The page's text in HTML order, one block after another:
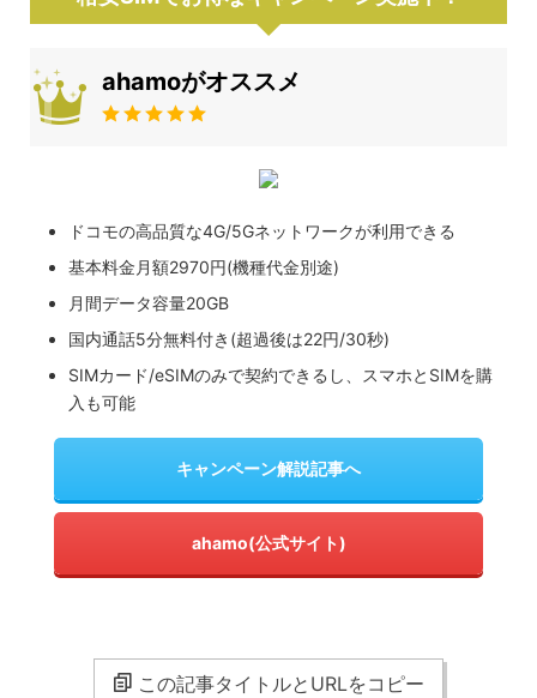
ahamoがオススメ
ドコモの高品質な4G/5Gネットワークが利用できる
基本料金月額2970円(機種代金別途)
月間データ容量20GB
国内通話5分無料付き(超過後は22円/30秒)
SIMカード/eSIMのみで契約できるし、スマホとSIMを購
入も可能
キャンペーン解説記事へ
ahamo(公式サイト)
この記事タイトルとURLをコピー